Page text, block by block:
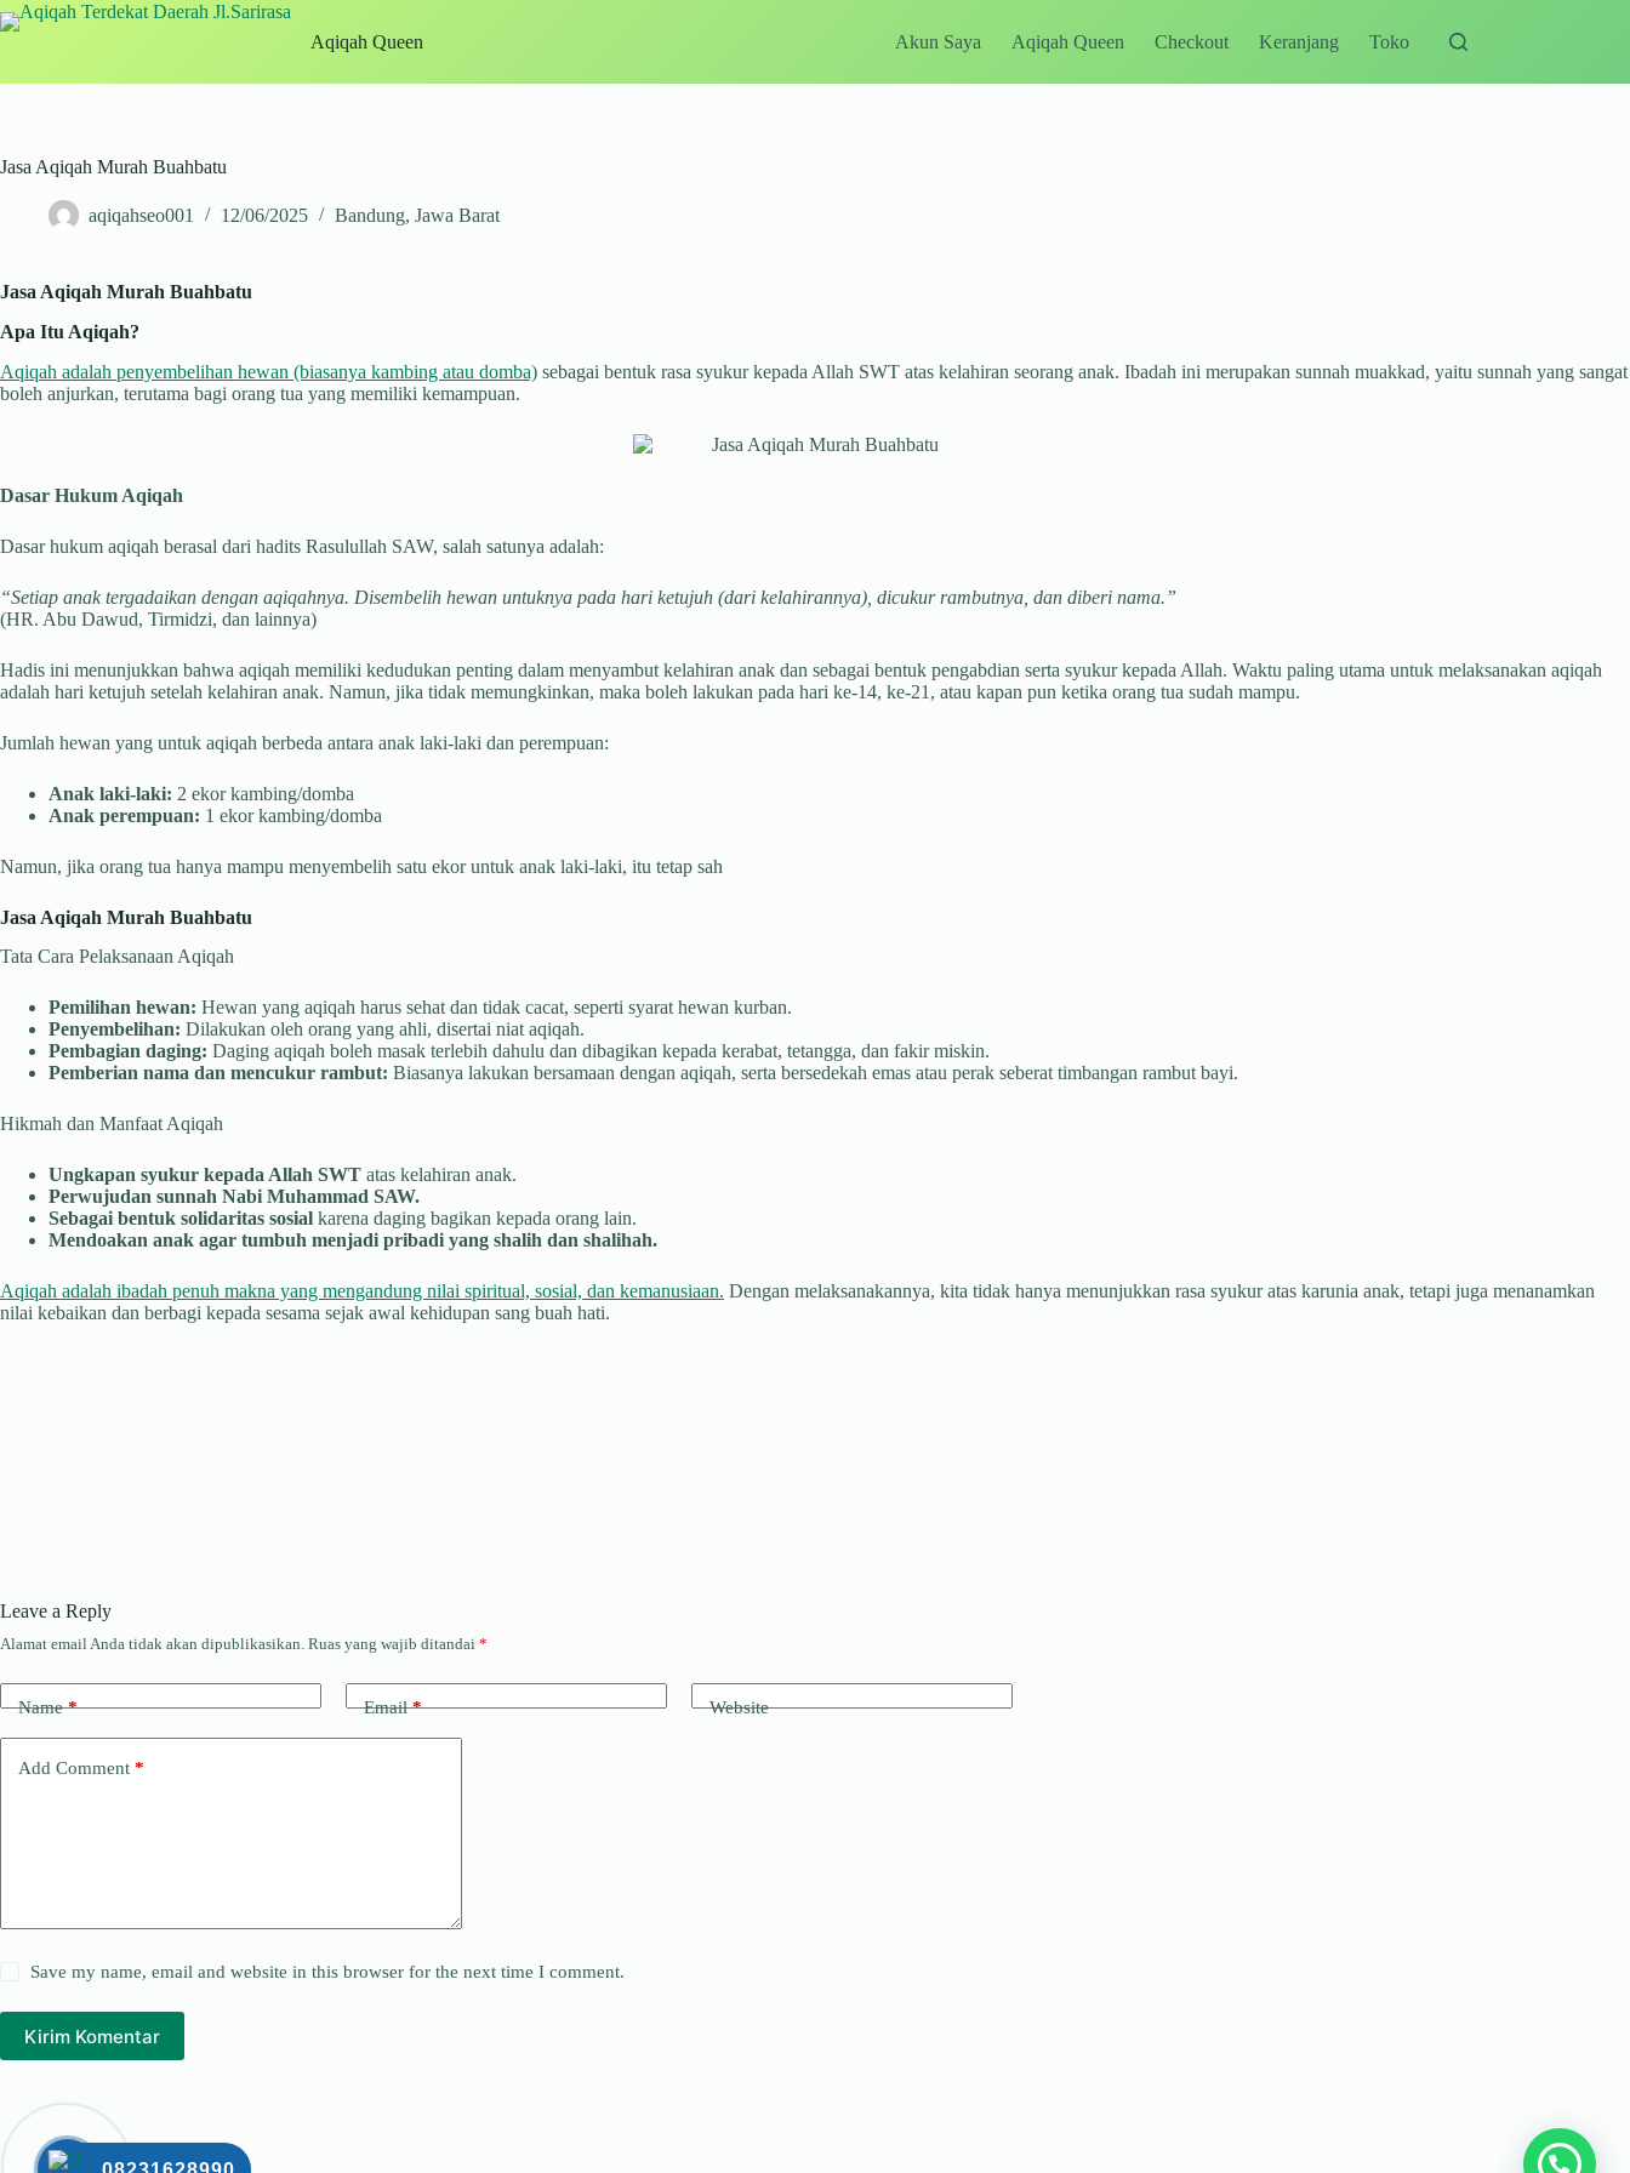
Skip
to
Aqiqah Queen Akun Saya Aqiqah Queen Checkout Keranjang Toko
Jasa Aqiqah Murah Buahbatu
aqiqahseo001 12/06/2025 Bandung, Jawa Barat
Jasa Aqiqah Murah Buahbatu
Apa Itu Aqiqah?
Aqiqah adalah penyembelihan hewan (biasanya kambing atau domba) sebagai bentuk rasa syukur kepada Allah SWT atas kelahiran seorang anak. Ibadah ini merupakan sunnah muakkad, yaitu sunnah yang sangat
boleh anjurkan, terutama bagi orang tua yang memiliki kemampuan.
Dasar Hukum Aqiqah
Dasar hukum aqiqah berasal dari hadits Rasulullah SAW, salah satunya adalah:
“Setiap anak tergadaikan dengan aqiqahnya. Disembelih hewan untuknya pada hari ketujuh (dari kelahirannya), dicukur rambutnya, dan diberi nama.”
(HR. Abu Dawud, Tirmidzi, dan lainnya)
Hadis ini menunjukkan bahwa aqiqah memiliki kedudukan penting dalam menyambut kelahiran anak dan sebagai bentuk pengabdian serta syukur kepada Allah. Waktu paling utama untuk melaksanakan aqiqah
adalah hari ketujuh setelah kelahiran anak. Namun, jika tidak memungkinkan, maka boleh lakukan pada hari ke-14, ke-21, atau kapan pun ketika orang tua sudah mampu.
Jumlah hewan yang untuk aqiqah berbeda antara anak laki-laki dan perempuan:
Anak laki-laki: 2 ekor kambing/domba
Anak perempuan: 1 ekor kambing/domba
Namun, jika orang tua hanya mampu menyembelih satu ekor untuk anak laki-laki, itu tetap sah
Jasa Aqiqah Murah Buahbatu
Tata Cara Pelaksanaan Aqiqah
Pemilihan hewan: Hewan yang aqiqah harus sehat dan tidak cacat, seperti syarat hewan kurban.
Penyembelihan: Dilakukan oleh orang yang ahli, disertai niat aqiqah.
Pembagian daging: Daging aqiqah boleh masak terlebih dahulu dan dibagikan kepada kerabat, tetangga, dan fakir miskin.
Pemberian nama dan mencukur rambut: Biasanya lakukan bersamaan dengan aqiqah, serta bersedekah emas atau perak seberat timbangan rambut bayi.
Hikmah dan Manfaat Aqiqah
Ungkapan syukur kepada Allah SWT atas kelahiran anak.
Perwujudan sunnah Nabi Muhammad SAW.
Sebagai bentuk solidaritas sosial karena daging bagikan kepada orang lain.
Mendoakan anak agar tumbuh menjadi pribadi yang shalih dan shalihah.
Aqiqah adalah ibadah penuh makna yang mengandung nilai spiritual, sosial, dan kemanusiaan. Dengan melaksanakannya, kita tidak hanya menunjukkan rasa syukur atas karunia anak, tetapi juga menanamkan
nilai kebaikan dan berbagi kepada sesama sejak awal kehidupan sang buah hati.
Leave a Reply
Alamat email Anda tidak akan dipublikasikan. Ruas yang wajib ditandai *
Name* Email* Website
Add Comment *
Save my name, email and website in this browser for the next time I comment.
Kirim Komentar